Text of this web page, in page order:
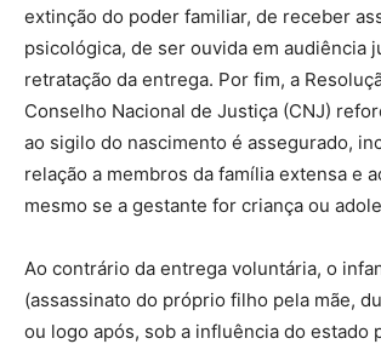
extinção do poder familiar, de receber
psicológica, de ser ouvida em audiência
retratação da entrega. Por fim, a
Conselho Nacional de Justiça (CNJ)
ao sigilo do nascimento é assegurado,
relação a membros da família extensa e
mesmo se a gestante for criança ou
Ao contrário da entrega voluntária, o
(assassinato do próprio filho pela mãe,
ou logo após, sob a influência do estado